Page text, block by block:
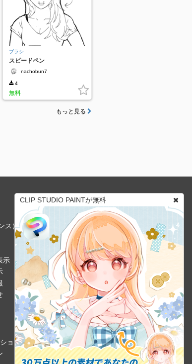
ブラシ
スピードペン
nachobun7
4
無料
もっと見る
CLIP STUDIO PAINTが無料
ス）
示
ョン